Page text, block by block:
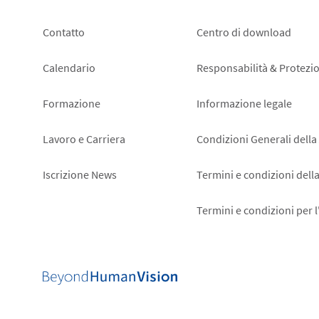
Footer
left
Contatto
Calendario
Formazione
Lavoro e Carriera
Iscrizione News
Footer
right
Centro di download
Responsabilità &
Informazione legale
Condizioni Generali della
Termini e condizioni
Termini e condizioni per